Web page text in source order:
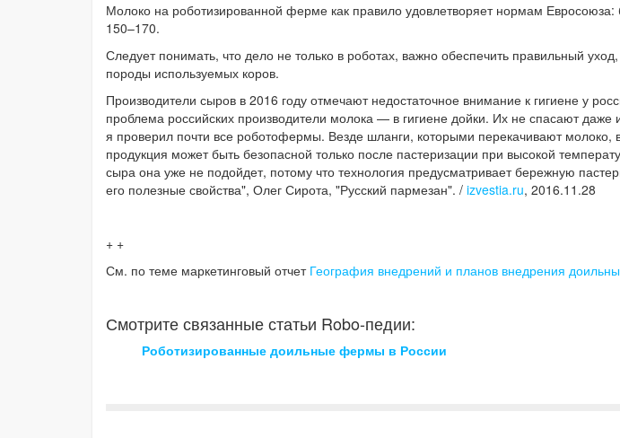
Молоко на роботизированной ферме как правило удовлетворяет нормам
150–170.
Следует понимать, что дело не только в роботах, важно обеспечить правильный
породы используемых коров.
Производители сыров в 2016 году отмечают недостаточное внимание к гигиене у
проблема российских производители молока — в гигиене дойки. Их не спасают
я проверил почти все роботофермы. Везде шланги, которыми перекачивают молоко,
продукция может быть безопасной только после пастеризации при высокой
сыра она уже не подойдет, потому что технология предусматривает бережную
его полезные свойства", Олег Сирота, "Русский пармезан". / izvestia.ru, 2016.11.28
+ +
См. по теме маркетинговый отчет География внедрений и планов внедрения
Смотрите связанные статьи Robo-педии:
Роботизированные доильные фермы в России